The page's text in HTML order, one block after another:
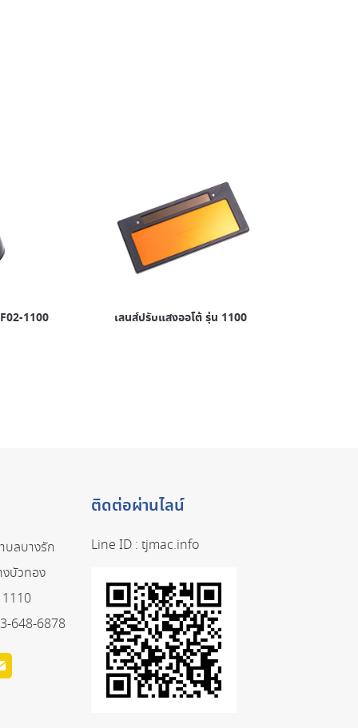
1100 เลนส์ปรับแสงออโต้ รุ่น 1100
ลบางรัก
บัวทอง
648-6878
ติดต่อผ่านไลน์
Line ID :tjmac.info